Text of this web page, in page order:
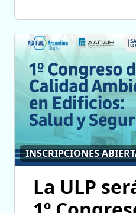
INSCRIPCIONES
La ULP